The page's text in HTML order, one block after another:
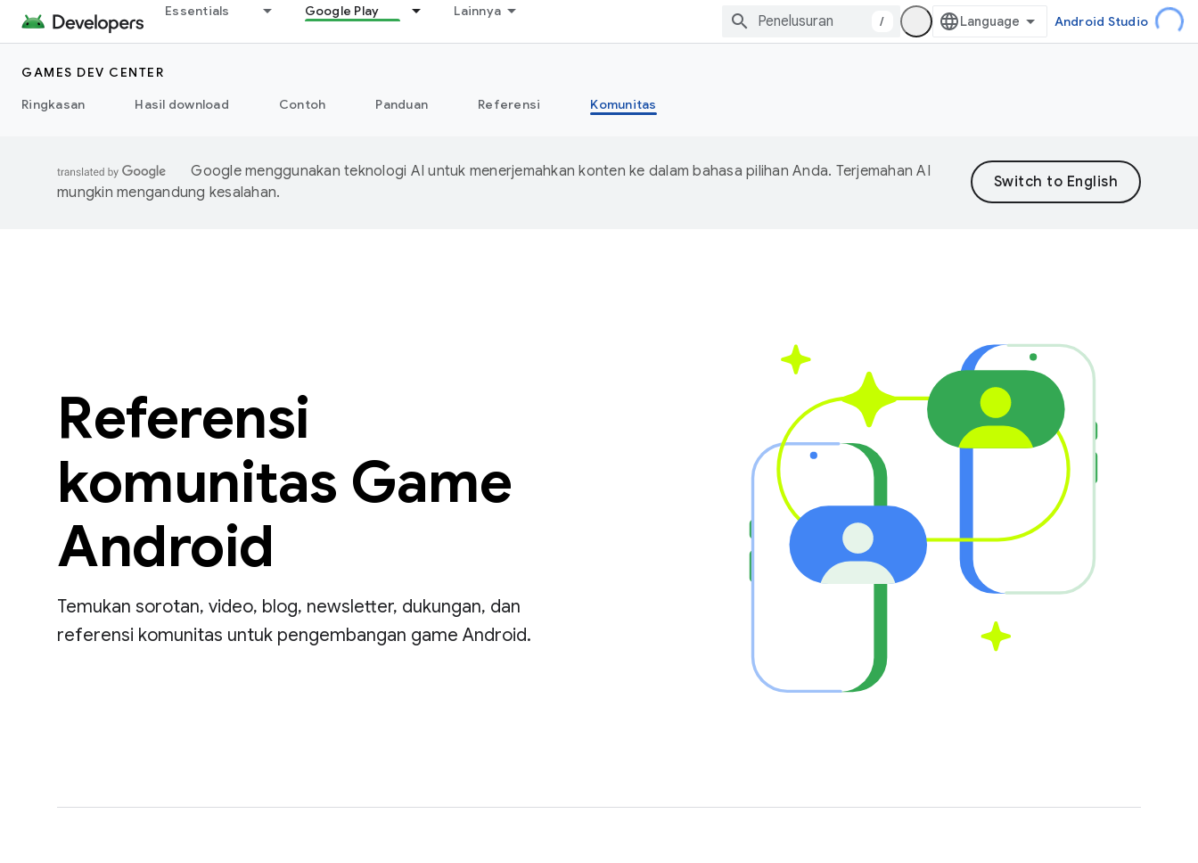
Essentials Google Play Lainnya
/ Android Studio
GAMES DEV CENTER
Ringkasan
Hasil download Contoh Panduan Referensi Komunitas
Google menggunakan teknologi AI untuk menerjemahkan konten ke dalam bahasa pilihan Anda. Terjemahan AI
mungkin mengandung kesalahan.
Referensi
komunitas Game
Android
Temukan sorotan, video, blog, newsletter, dukungan, dan
referensi komunitas untuk pengembangan game Android.